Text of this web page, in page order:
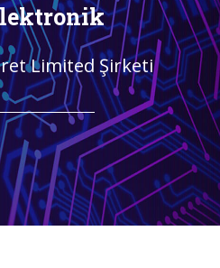
Limited Şirketi